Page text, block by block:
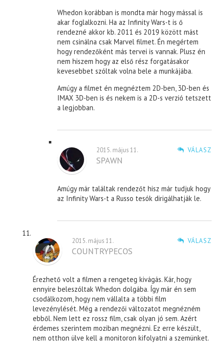
Whedon korábban is mondta már hogy mással is
akar foglalkozni. Ha az Infinity Wars-t is ő
rendezné akkor kb. 2011 és 2019 között mást
nem csinálna csak Marvel filmet. Én megértem
hogy rendezőként más tervei is vannak. Plusz én
nem hiszem hogy az első rész forgatásakor
kevesebbet szóltak volna bele a munkájába.
Amúgy a filmet én megnéztem 2D-ben, 3D-ben és
IMAX 3D-ben is és nekem is a 2D-s verzió tetszett
a legjobban.
VÁLASZ
2015. május 11.
SPAWN
Amúgy már találtak rendezőt hisz már tudjuk hogy
az Infinity Wars-t a Russo tesók dirigálhatják le.
VÁLASZ
2015. május 11.
COUNTRYPECOS
Érezhető volt a filmen a rengeteg kivágás. Kár, hogy
ennyire beleszóltak Whedon dolgába. Így már én sem
csodálkozom, hogy nem vállalta a többi film
levezénylését. Még a rendezői változatot megnézném
ebből. Nem lett ez rossz film, csak olyan jó sem. Azért
érdemes szerintem moziban megnézni. Ez erre készült,
nem otthon ülve kell a monitoron kifolyatni a szemünket.